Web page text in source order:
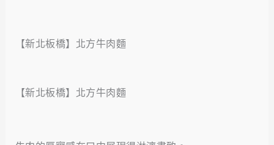
【新北板橋】北方牛肉麵
【新北板橋】北方牛肉麵